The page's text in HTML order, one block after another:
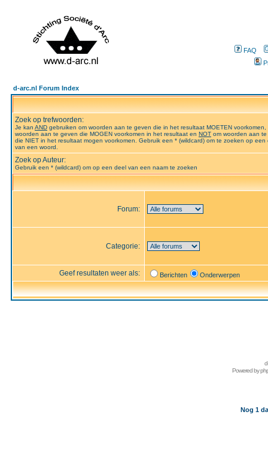
FAQ
d-arc.nl Forum Index
Zoek op trefwoorden:
Je kan AND gebruiken om woorden aan te geven die in het resultaat MOETEN voorkomen,
woorden aan te geven die MOGEN voorkomen in het resultaat en NOT om woorden aan
die NIET in het resultaat mogen voorkomen. Gebruik een * (wildcard) om te zoeken op een
van een woord.
Zoek op Auteur:
Gebruik een * (wildcard) om op een deel van een naam te zoeken
Forum:
Categorie:
Geef resultaten weer als: Berichten Onderwerpen
Powered by
Nog 1